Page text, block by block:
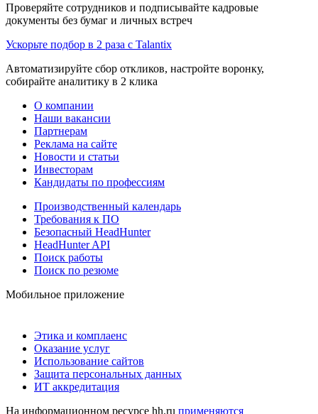
Проверяйте сотрудников и подписывайте кадровые
документы без бумаг и личных встреч
Ускорьте подбор в 2 раза с Talantix
Автоматизируйте сбор откликов, настройте воронку,
собирайте аналитику в 2 клика
О компании
Наши вакансии
Партнерам
Реклама на сайте
Новости и статьи
Инвесторам
Кандидаты по профессиям
Производственный календарь
Требования к ПО
Безопасный HeadHunter
HeadHunter API
Поиск работы
Поиск по резюме
Мобильное приложение
Этика и комплаенс
Оказание услуг
Использование сайтов
Защита персональных данных
ИТ аккредитация
На информационном ресурсе hh.ru применяются